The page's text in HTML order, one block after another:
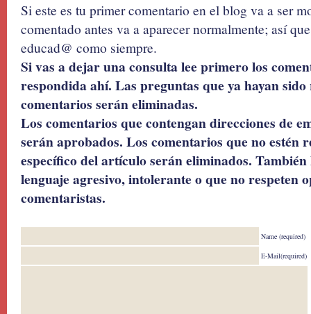
Si este es tu primer comentario en el blog va a ser
comentado antes va a aparecer normalmente; así
educad@ como siempre.
Si vas a dejar una consulta lee primero los
respondida ahí. Las preguntas que ya hayan
comentarios serán eliminadas.
Los comentarios que contengan direcciones de
serán aprobados. Los comentarios que no estén
específico del artículo serán eliminados.
lenguaje agresivo, intolerante o que no respeten
comentaristas.
Name (required)
E-Mail(required)